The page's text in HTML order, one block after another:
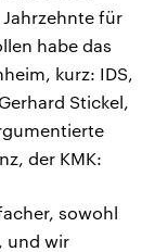
für
habe das
kurz: IDS,
Stickel,
der KMK:
sowohl
und wir